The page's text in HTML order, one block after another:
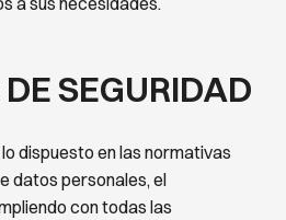
SEGURIDAD
dispuesto en las normativas
datos personales, el
con todas las